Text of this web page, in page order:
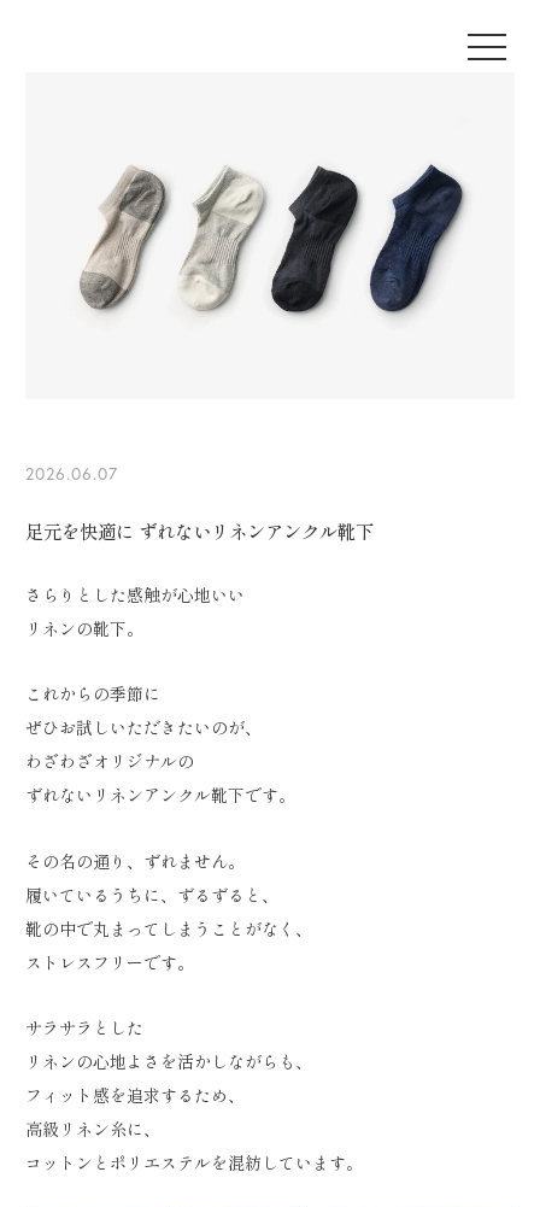
2026.06.07
足元を快適に ずれないリネンアンクル靴下
さらりとした感触が心地いい
リネンの靴下。
これからの季節に
ぜひお試しいただきたいのが、
わざわざオリジナルの
ずれないリネンアンクル靴下です。
その名の通り、ずれません。
履いているうちに、ずるずると、
靴の中で丸まってしまうことがなく、
ストレスフリーです。
サラサラとした
リネンの心地よさを活かしながらも、
フィット感を追求するため、
高級リネン糸に、
コットンとポリエステルを混紡しています。